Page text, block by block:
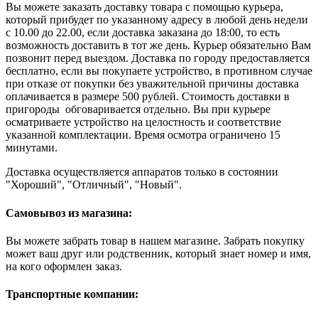
Вы можете заказать доставку товара с помощью курьера,
который прибудет по указанному адресу в любой день недели
с 10.00 до 22.00, если доставка заказана до 18:00, то есть
возможность доставить в тот же день. Курьер обязательно Вам
позвонит перед выездом. Доставка по городу предоставляется
бесплатно, если вы покупаете устройство, в противном случае
при отказе от покупки без уважительной причины доставка
оплачивается в размере 500 рублей. Стоимость доставки в
пригороды обговаривается отдельно. Вы при курьере
осматриваете устройство на целостность и соответствие
указанной комплектации. Время осмотра ограничено 15
минутами.
Доставка осуществляется аппаратов только в состоянии
"Хороший", "Отличный", "Новый".
Самовывоз из магазина:
Вы можете забрать товар в нашем магазине. Забрать покупку
может ваш друг или родственник, который знает номер и имя,
на кого оформлен заказ.
Транспортные компании: